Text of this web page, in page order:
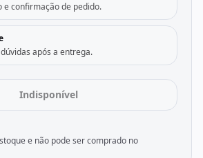
e confirmação de pedido.
após a entrega.
Indisponível
e não pode ser comprado no